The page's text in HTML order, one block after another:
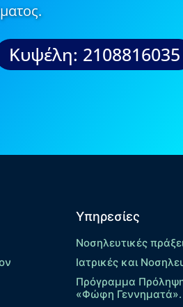
Κυψέλη: 2108816035
Υπηρεσίες
Νοσηλευτικές
Ιατρικές και
Πρόγραμμα
«Φώφη Γεννηματά».